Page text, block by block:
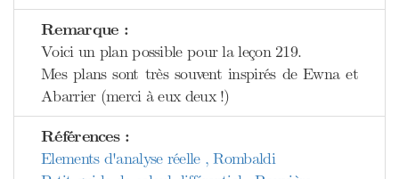
Remarque :
Voici un plan possible pour la leçon 219.
Mes plans sont très souvent inspirés de Ewna et
Abarrier (merci à eux deux !)
Références :
Elements d'analyse réelle , Rombaldi